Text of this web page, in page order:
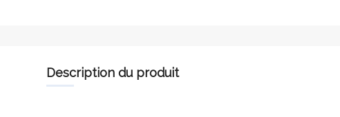
description du produit